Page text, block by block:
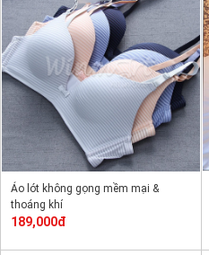
Áo lót không gọng mềm mại &
thoáng khí
189,000đ